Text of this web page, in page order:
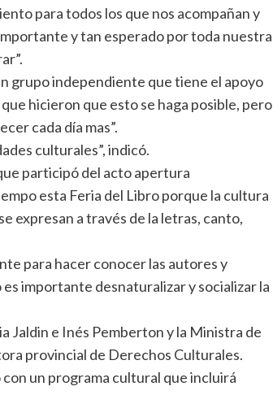
para todos los que nos acompañan y
y tan esperado por toda nuestra
grupo independiente que tiene el apoyo
hicieron que esto se haga posible, pero
cada día mas”.
culturales”, indicó.
participó del acto apertura
esta Feria del Libro porque la cultura
expresan a través de la letras, canto,
para hacer conocer las autores y
importante desnaturalizar y socializar la
Jaldin e Inés Pemberton y la Ministra de
provincial de Derechos Culturales.
un programa cultural que incluirá